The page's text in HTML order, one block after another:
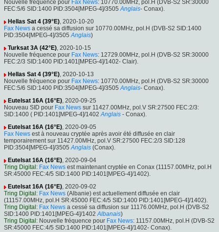
Nouvelle fréquence pour Fax News: 10770.00MHz, pol.H (DVB-S2 SR:30000
FEC:5/6 SID:1400 PID:3504[MPEG-4]/3505 Anglais- Conax).
Hellas Sat 4 (39°E), 2020-10-20
Fax News a cessé sa diffusion sur 10770.00MHz, pol.H (DVB-S2 SID:1400
PID:3504[MPEG-4]/3505 Anglais)
Turksat 3A (42°E), 2020-10-15
Nouvelle fréquence pour Fax News: 12729.00MHz, pol.H (DVB-S2 SR:30000
FEC:2/3 SID:1400 PID:1401[MPEG-4]/1402- Clair).
Hellas Sat 4 (39°E), 2020-10-13
Nouvelle fréquence pour Fax News: 10770.00MHz, pol.H (DVB-S2 SR:30000
FEC:5/6 SID:1400 PID:3504[MPEG-4]/3505 Anglais- Conax).
Eutelsat 16A (16°E), 2020-09-25
Nouveau SID pour Fax News sur 11427.00MHz, pol.V SR:27500 FEC:2/3:
SID:1400 ( PID:1401[MPEG-4]/1402 Anglais - Conax).
Eutelsat 16A (16°E), 2020-09-05
Fax News est à nouveau cryptée après avoir été diffusée en clair
temporairement sur 11427.00MHz, pol.V SR:27500 FEC:2/3 SID:128
PID:3504[MPEG-4]/3505 Anglais (Conax).
Eutelsat 16A (16°E), 2020-09-04
Tring Digital : Fax News est maintenant cryptée en Conax (11157.00MHz, pol.H
SR:45000 FEC:4/5 SID:1400 PID:1401[MPEG-4]/1402).
Eutelsat 16A (16°E), 2020-09-02
Tring Digital : Fax News (Albanie) est actuellement diffusée en clair
(11157.00MHz, pol.H SR:45000 FEC:4/5 SID:1400 PID:1401[MPEG-4]/1402).
Tring Digital : Fax News a cessé sa diffusion sur 11176.00MHz, pol.H (DVB-S2
SID:1400 PID:1401[MPEG-4]/1402 Albanais)
Tring Digital : Nouvelle fréquence pour Fax News: 11157.00MHz, pol.H (DVB-S2
SR:45000 FEC:4/5 SID:1400 PID:1401[MPEG-4]/1402- Conax).